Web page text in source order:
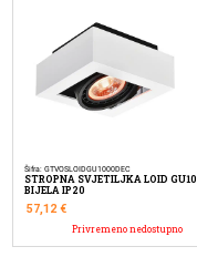
Šifra: GTVOSLOIDGU1000DEC
STROPNA SVJETILJKA LOID GU10
BIJELA IP20
57,12€
Privremeno nedostupno